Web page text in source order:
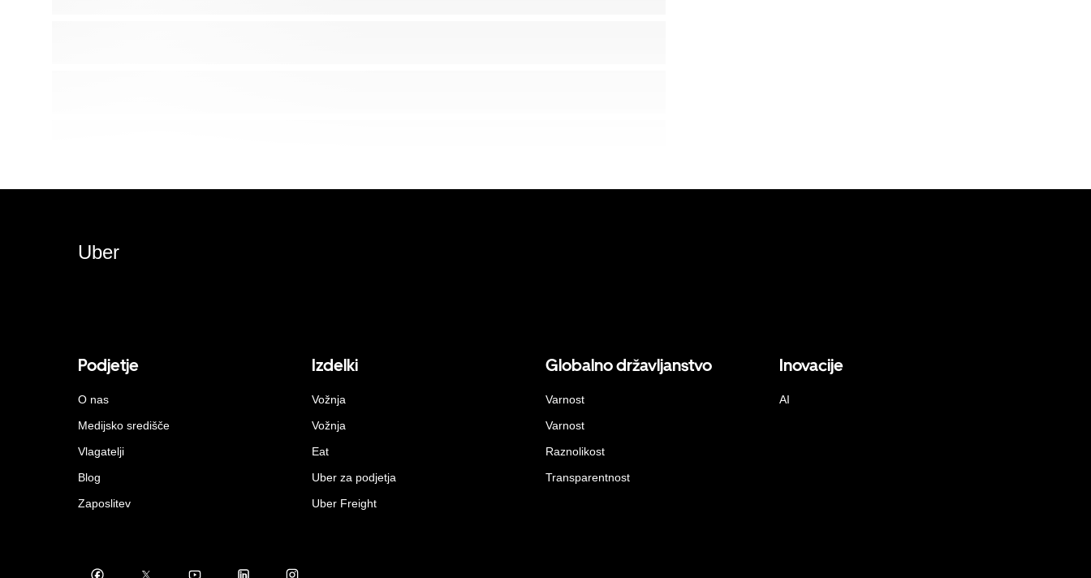
Uber
Podjetje
O nas
Medijsko središče
Vlagatelji
Blog
Zaposlitev
Izdelki
Vožnja
Vožnja
Eat
Uber za podjetja
Uber Freight
Globalno državljanstvo
Varnost
Varnost
Raznolikost
Transparentnost
Inovacije
AI